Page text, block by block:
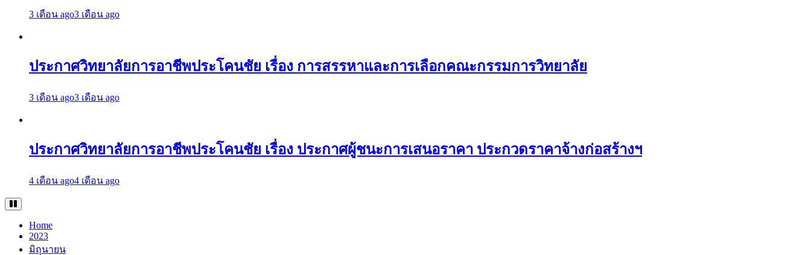
3 เดือน ago3 เดือน ago
ประกาศวิทยาลัยการอาชีพประโคนชัย เรื่อง การสรรหาและการเลือกคณะกรรมการวิทยาลัย
3 เดือน ago3 เดือน ago
ประกาศวิทยาลัยการอาชีพประโคนชัย เรื่อง ประกาศผู้ชนะการเสนอราคา ประกวดราคาจ้างก่อสร้างฯ
4 เดือน ago4 เดือน ago
Home
2023
มิถุนายน